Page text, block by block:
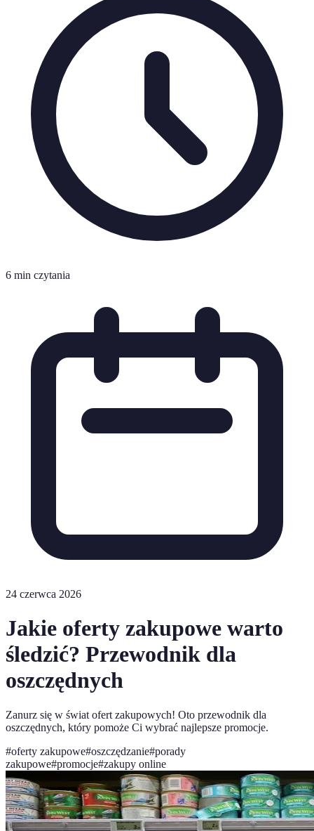
6 min czytania
24 czerwca 2026
Jakie oferty zakupowe warto
śledzić? Przewodnik dla
oszczędnych
Zanurz się w świat ofert zakupowych! Oto przewodnik dla
oszczędnych, który pomoże Ci wybrać najlepsze promocje.
#oferty zakupowe#oszczędzanie#porady
zakupowe#promocje#zakupy online